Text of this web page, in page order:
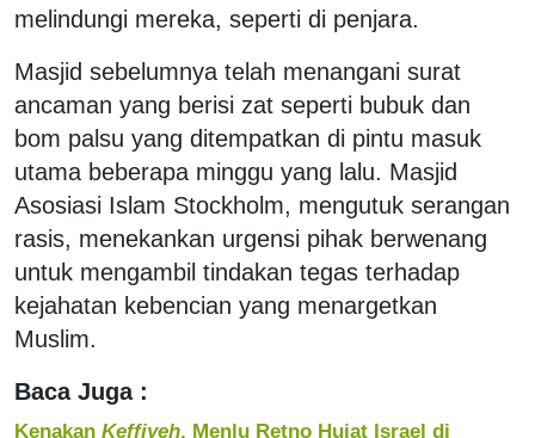
melindungi mereka, seperti di penjara.
Masjid sebelumnya telah menangani surat
ancaman yang berisi zat seperti bubuk dan
bom palsu yang ditempatkan di pintu masuk
utama beberapa minggu yang lalu. Masjid
Asosiasi Islam Stockholm, mengutuk serangan
rasis, menekankan urgensi pihak berwenang
untuk mengambil tindakan tegas terhadap
kejahatan kebencian yang menargetkan
Muslim.
Baca Juga :
Kenakan Keffiyeh, Menlu Retno Hujat Israel di